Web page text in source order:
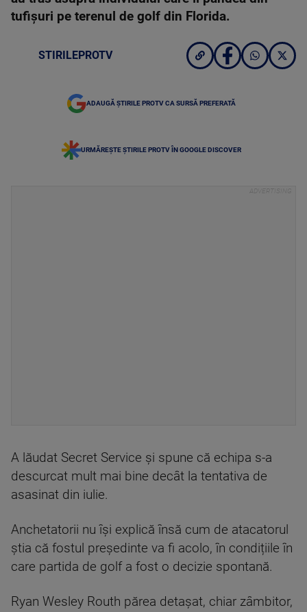
tufișuri pe terenul de golf din Florida.
STIRILEPROTV
ADAUGĂ ȘTIRILE PROTV CA SURSĂ PREFERATĂ
URMĂREȘTE ȘTIRILE PROTV ÎN GOOGLE DISCOVER
A lăudat Secret Service și spune că echipa s-a
descurcat mult mai bine decât la tentativa de
asasinat din iulie.
Anchetatorii nu își explică însă cum de atacatorul
știa că fostul președinte va fi acolo, în condițiile în
care partida de golf a fost o decizie spontană.
Ryan Wesley Routh părea detașat, chiar zâmbitor,